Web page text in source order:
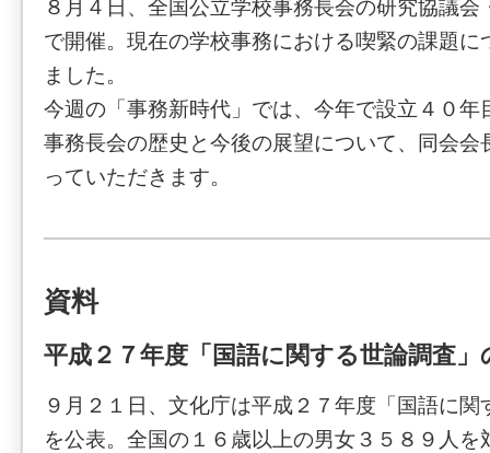
８月４日、全国公立学校事務長会の研究協議
で開催。現在の学校事務における喫緊の課題に
ました。
今週の「事務新時代」では、今年で設立４０年
事務長会の歴史と今後の展望について、同会会
っていただきます。
資料
平成２７年度「国語に関する世論調査」
９月２１日、文化庁は平成２７年度「国語に
を公表。全国の１６歳以上の男女３５８９人を